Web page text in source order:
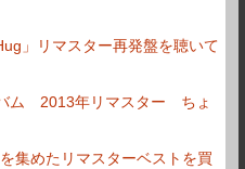
」リマスター再発盤を聴いて
ム 2013年リマスター ちょ
集めたリマスターベストを買